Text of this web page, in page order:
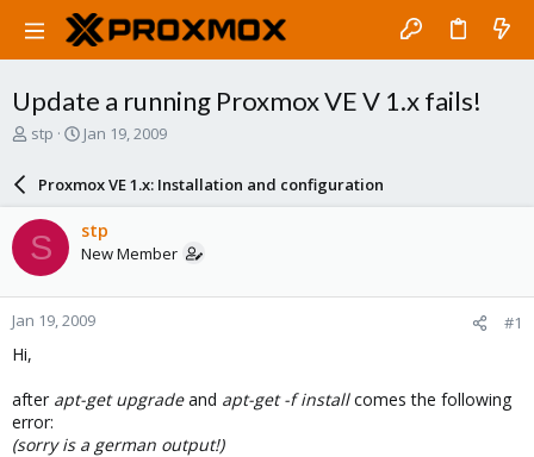
Update a running Proxmox VE V 1.x fails!
T
a
d
s
t
a
r
e
stp
S
r
d
a
e
Jan 19, 2009
Proxmox VE 1.x: Installation and configuration
S stp
New Member
Jan 19, 2009 #1
Hi,
after apt-get upgradeand apt-get -f installcomes the following
error:
(sorry is a german output!)